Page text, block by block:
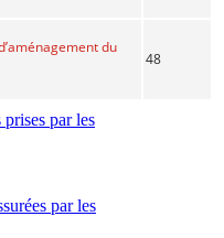
du
48
par les
par les